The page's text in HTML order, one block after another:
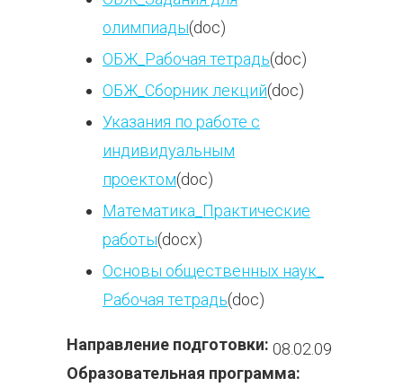
олимпиады(doc)
ОБЖ_Рабочая тетрадь(doc)
ОБЖ_Сборник лекций(doc)
Указания по работе с
индивидуальным
проектом(doc)
Математика_Практические
работы(docx)
Основы общественных наук_
Рабочая тетрадь(doc)
Направление подготовки: 08.02.09
Образовательная программа: